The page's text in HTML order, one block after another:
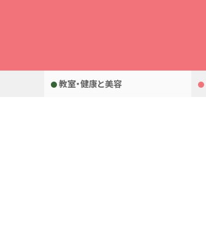
教室・健康と美容